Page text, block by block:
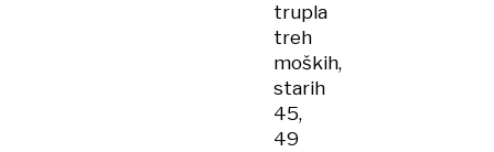
trupla
treh
moških,
starih
45,
49